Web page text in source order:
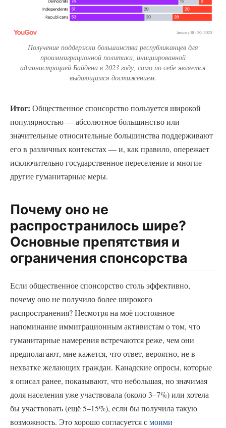
Получение поддержки большинства республиканцев для
проиммиграционной политики, инициированной
администрацией Байдена в 2023 году, само по себе является
выдающимся достижением.
Итог: Общественное спонсорство пользуется широкой
популярностью — абсолютное большинство или
значительные относительные большинства поддерживают
его в различных контекстах — и, как правило, опережает
исключительно государственное переселение и многие
другие гуманитарные меры.
Почему оно не
распространилось шире?
Основные препятствия и
ограничения спонсорства
Если общественное спонсорство столь эффективно,
почему оно не получило более широкого
распространения? Несмотря на моё постоянное
напоминание иммиграционным активистам о том, что
гуманитарные намерения встречаются реже, чем они
предполагают, мне кажется, что ответ, вероятно, не в
нехватке желающих граждан. Канадские опросы, которые
я описал ранее, показывают, что небольшая, но значимая
доля населения уже участвовала (около 3–7%) или хотела
бы участвовать (ещё 5–15%), если бы получила такую
возможность. Это хорошо согласуется смоими